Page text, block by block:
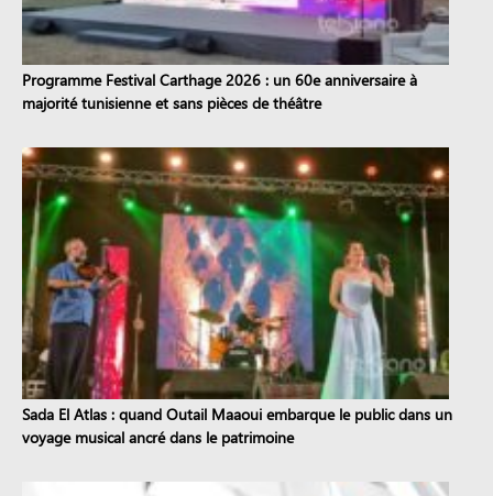
Programme Festival Carthage 2026 : un 60e anniversaire à
majorité tunisienne et sans pièces de théâtre
Sada El Atlas : quand Outail Maaoui embarque le public dans un
voyage musical ancré dans le patrimoine